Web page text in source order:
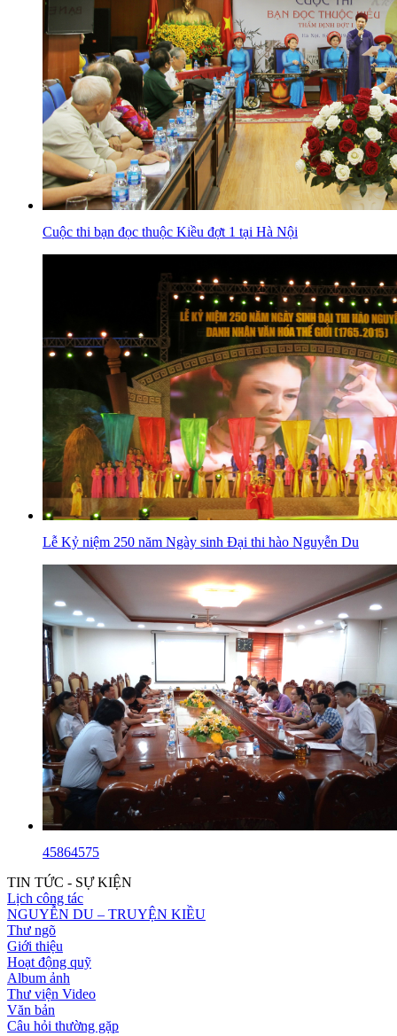
Cuộc thi bạn đọc thuộc Kiều đợt 1 tại Hà Nội
Lễ Kỷ niệm 250 năm Ngày sinh Đại thi hào Nguyễn Du
45864575
TIN TỨC - SỰ KIỆN
Lịch công tác
NGUYỄN DU – TRUYỆN KIỀU
Thư ngõ
Giới thiệu
Hoạt động quỹ
Album ảnh
Thư viện Video
Văn bản
Câu hỏi thường gặp